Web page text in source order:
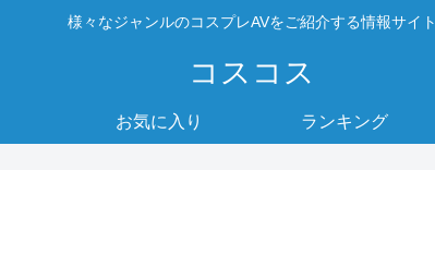
様々なジャンルのコスプレAVをご紹介する情報サイト
コスコス
お気に入り ランキング